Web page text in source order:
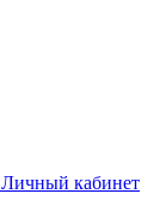
Личный кабинет